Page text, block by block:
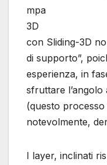
mpa
3D
con Sliding-3D
di supporto”,
esperienza, in
sfruttare
(questo
notevolmente,
I layer, inclinati